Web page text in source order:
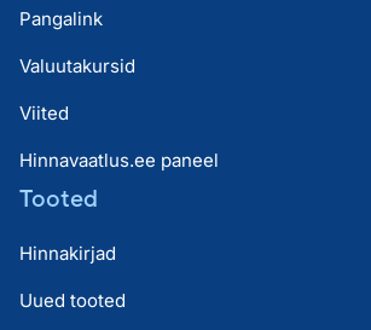
Pangalink
Valuutakursid
Viited
Hinnavaatlus.ee paneel
Tooted
Hinnakirjad
Uued tooted